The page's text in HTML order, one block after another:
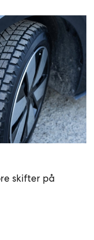
skifter på